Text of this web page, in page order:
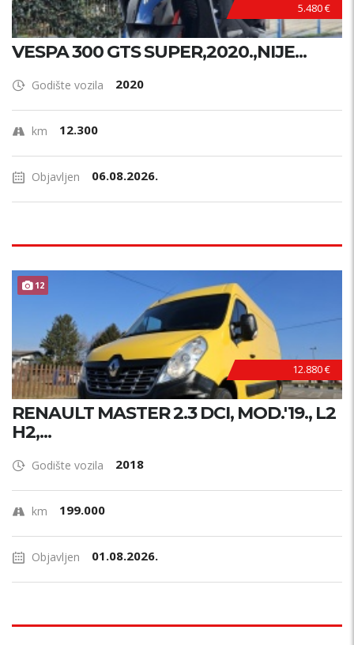
5.480 €
VESPA 300 GTS SUPER,2020.,NIJE...
Godište vozila 2020
km 12.300
Objavljen 06.08.2026.
12
12.880 €
RENAULT MASTER 2.3 DCI, MOD.'19., L2
H2,...
Godište vozila 2018
km 199.000
Objavljen 01.08.2026.